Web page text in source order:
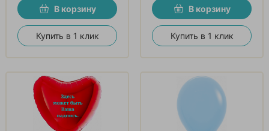
В корзину
Купить в 1 клик
В корзину
Купить в 1 клик